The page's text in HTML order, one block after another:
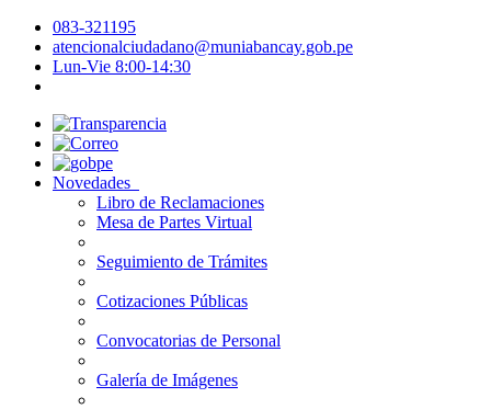
083-321195
atencionalciudadano@muniabancay.gob.pe
Lun-Vie 8:00-14:30
Novedades
Libro de Reclamaciones
Mesa de Partes Virtual
Seguimiento de Trámites
Cotizaciones Públicas
Convocatorias de Personal
Galería de Imágenes